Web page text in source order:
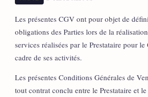
Les présentes CGV ont pour objet de
obligations des Parties lors de la
services réalisées par le Prestataire pour
cadre de ses activités.
Les présentes Conditions Générales de
tout contrat conclu entre le Prestataire et